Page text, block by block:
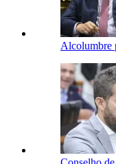
Alcolumbre